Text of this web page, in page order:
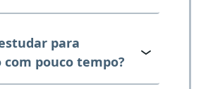
para
com pouco tempo?